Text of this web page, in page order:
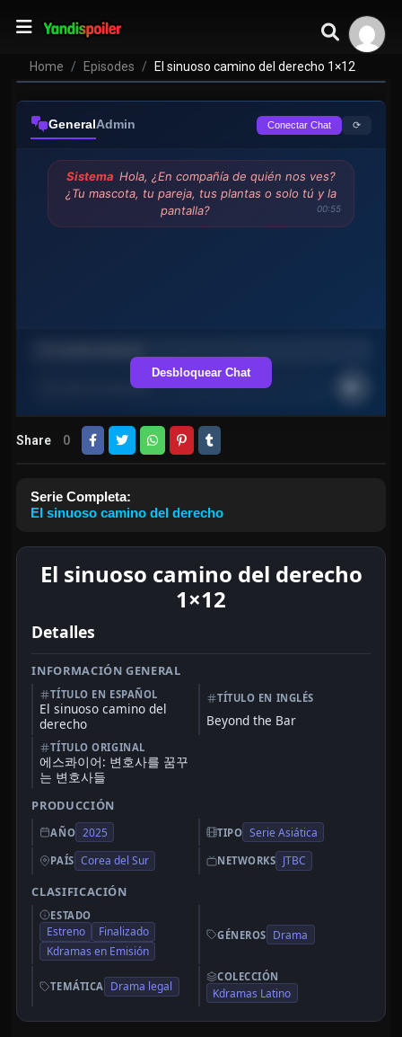
Home Episodes El sinuoso camino del derecho 1×12
GeneralAdmin Conectar Chat ⟳
Sistema Hola, ¿En compañía de quién nos ves?
¿Tu mascota, tu pareja, tus plantas o solo tú y la
pantalla?
00:55
Desbloquear Chat
Share 0
Serie Completa:
El sinuoso camino del derecho
El sinuoso camino del derecho
1×12
Detalles
INFORMACIÓN GENERAL
TÍTULO EN ESPAÑOL
El sinuoso camino del
derecho
TÍTULO EN INGLÉS
Beyond the Bar
TÍTULO ORIGINAL
에스콰이어: 변호사를 꿈꾸
는 변호사들
PRODUCCIÓN
AÑO 2025 TIPO Serie Asiática
PAÍS Corea del Sur NETWORKS JTBC
CLASIFICACIÓN
ESTADO
Estreno
Finalizado
Kdramas en Emisión
GÉNEROS Drama
TEMÁTICA Drama legal
COLECCIÓN
Kdramas Latino